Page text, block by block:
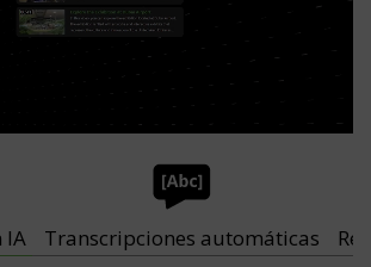
IA Transcripciones automáticas